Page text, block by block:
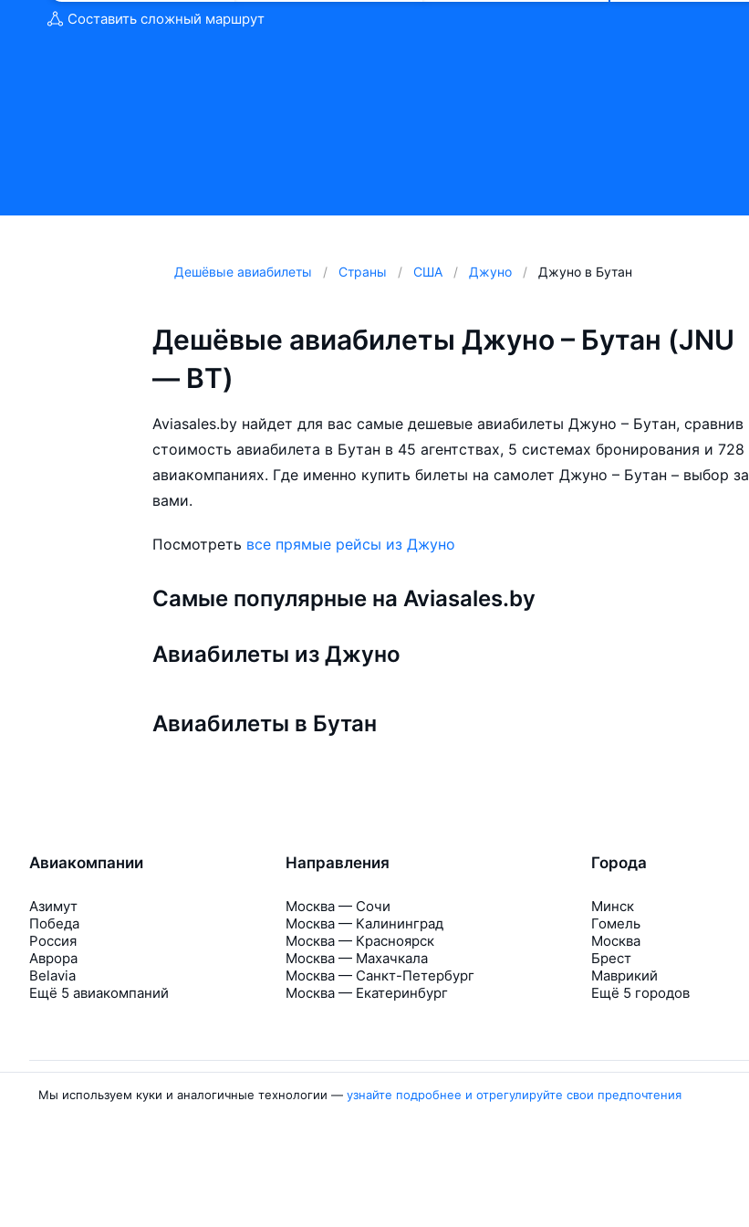
Составить сложный маршрут
Дешёвые авиабилеты Страны США Джуно Джуно в Бутан
Дешёвые авиабилеты Джуно – Бутан (JNU
— BT)
Aviasales.by найдет для вас самые дешевые авиабилеты Джуно – Бутан, сравнив
стоимость авиабилета в Бутан в 45 агентствах, 5 системах бронирования и 728
авиакомпаниях. Где именно купить билеты на самолет Джуно – Бутан – выбор за
вами.
Посмотреть все прямые рейсы из Джуно
Самые популярные на Aviasales.by
Авиабилеты из Джуно
Авиабилеты в Бутан
Авиакомпании
Азимут
Победа
Россия
Аврора
Belavia
Ещё 5 авиакомпаний
Направления
Москва — Сочи
Москва — Калининград
Москва — Красноярск
Москва — Махачкала
Москва — Санкт-Петербург
Москва — Екатеринбург
Города
Минск
Гомель
Москва
Брест
Маврикий
Ещё 5 городов
Мы используем куки и аналогичные технологии — узнайте подробнее и отрегулируйте свои предпочтения